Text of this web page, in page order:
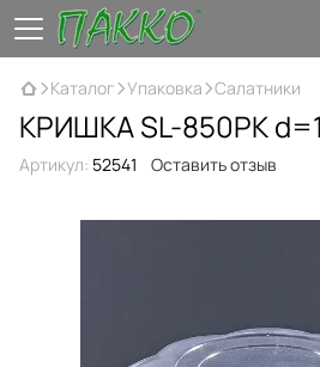
Каталог Упаковка Салатники
КРИШКА SL-850РК
Артикул: 52541 Оставить отзыв